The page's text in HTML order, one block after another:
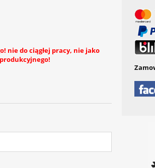
nie do ciągłej pracy, nie jako